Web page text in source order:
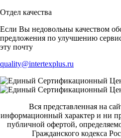
Отдел качества
Если Вы недовольны качеством
предложения по улучшению
эту почту
quality@intertexplus.ru
Вся представленная на
информационный характер и ни
публичной офертой,
Гражданского кодекса